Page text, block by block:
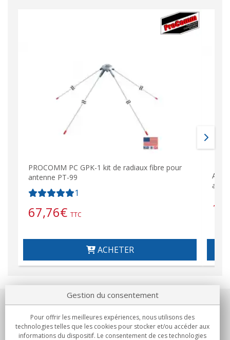
PROCOMM PC GPK-1 kit de radiaux fibre pour
antenne PT-99
1
67,76€ TTC
ACHETER
Notre société
Engagements
Gestion du consentement
Pour offrir les meilleures expériences, nous utilisons des
technologies telles que les cookies pour stocker et/ou accéder aux
informations du dispositif. Le consentement de ces technologies